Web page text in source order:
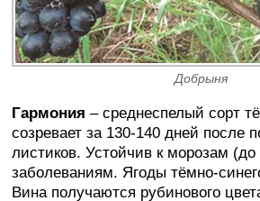
Добрыня
Гармония – среднеспелый сорт
созревает за 130-140 дней после
листиков. Устойчив к морозам (до
заболеваниям. Ягоды тёмно-
Вина получаются рубинового